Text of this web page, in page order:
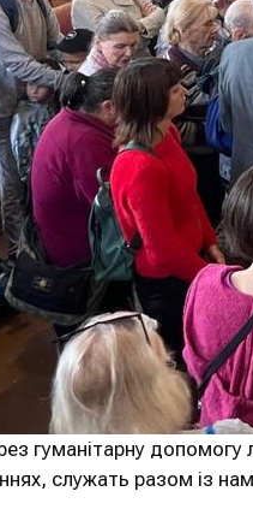
гуманітарну
служать разом із